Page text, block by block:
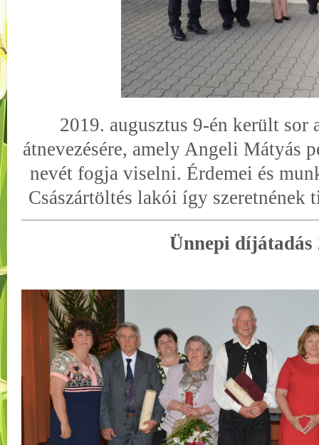
2019. augusztus 9-én került sor
átnevezésére, amely Angeli Mátyás
nevét fogja viselni. Érdemei és
Császártöltés lakói így szeretnének
Ünnepi díjátadás